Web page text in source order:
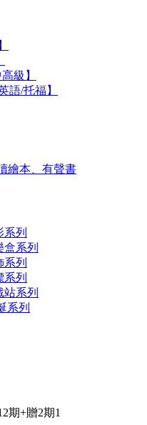
級】
語/托福】
繪本、有聲書
列
系列
列
列
系列
系列